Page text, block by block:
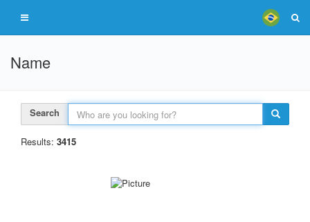
Name
Search
Results: 3415